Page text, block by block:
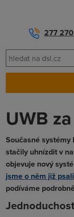
277
UWB
Současné
stačily uhnízdit v
objevuje nový
jsme o něm již psali
podíváme